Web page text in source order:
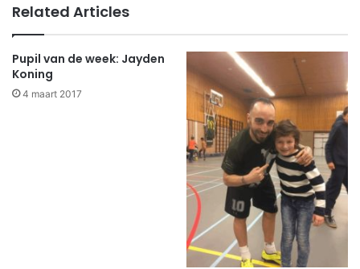
Related Articles
Pupil van de week: Jayden
Koning
4 maart 2017